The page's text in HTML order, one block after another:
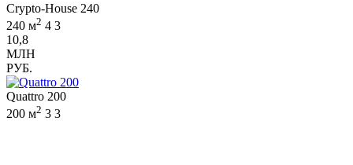
Crypto-House 240
240 м2 4 3
10,8
МЛН
РУБ.
Quattro 200
200 м2 3 3